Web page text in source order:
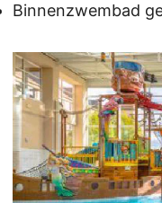
Binnenzwembad